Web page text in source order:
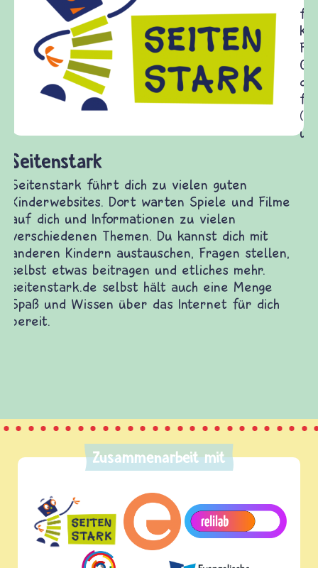
frieden-fragen.de ist ein Internet-Angebot für
Kinder, Eltern und ErzieherInnen das zu
Fragen von Krieg und Frieden, Streit und
Gewalt informiert und einen Austausch zu
diesem Themenbereich ermöglicht. frieden-
fragen.de bietet Antworten auf wichtige
(Über-)Lebensfragen aus den Bereichen Krieg
und Frieden, Streit und Gewalt.
Zusammenarbeit mit